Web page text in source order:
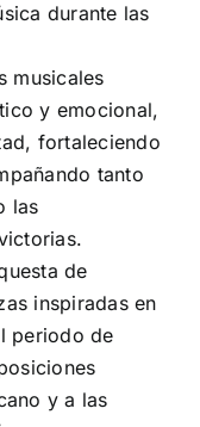
durante las
musicales
y emocional,
fortaleciendo
tanto
las
de
inspiradas en
periodo de
y a las